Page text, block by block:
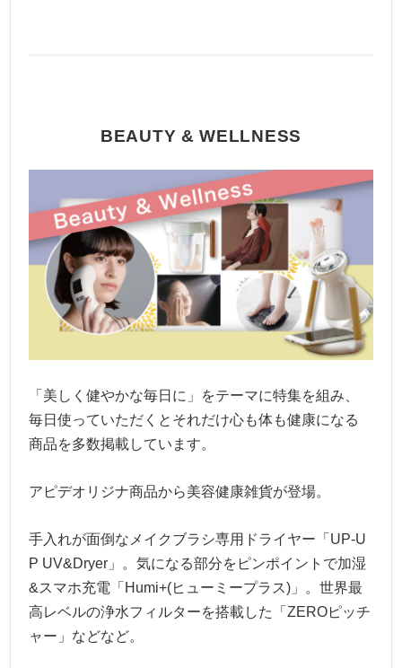
BEAUTY & WELLNESS
「美しく健やかな毎日に」をテーマに特集を組み、
毎日使っていただくとそれだけ心も体も健康になる
商品を多数掲載しています。
アピデオリジナ商品から美容健康雑貨が登場。
手入れが面倒なメイクブラシ専用ドライヤー「UP-U
P UV&Dryer」。気になる部分をピンポイントで加湿
&スマホ充電「Humi+(ヒューミープラス)」。世界最
高レベルの浄水フィルターを搭載した「ZEROピッチ
ャー」などなど。